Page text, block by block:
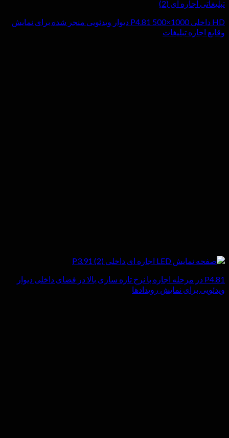
HD داخلی P4.81 500×1000 دیوار ویدئویی منجر شده برای نمایش
وقایع اجاره تبلیغات
P4.81 در مرحله اجاره با نرخ تازه سازی بالا در فضای داخلی دیوار
ویدئویی برای نمایش رویدادها